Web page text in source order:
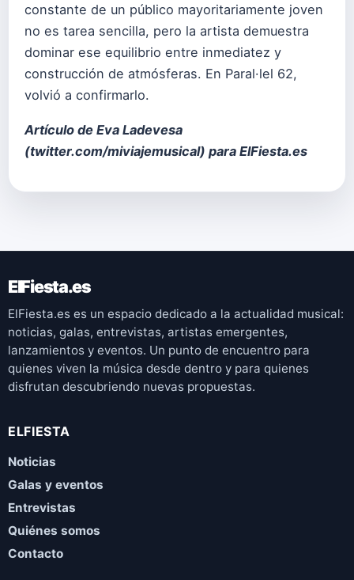
constante de un público mayoritariamente joven
no es tarea sencilla, pero la artista demuestra
dominar ese equilibrio entre inmediatez y
construcción de atmósferas. En Paral·lel 62,
volvió a confirmarlo.
Artículo de Eva Ladevesa
(twitter.com/miviajemusical) para ElFiesta.es
ElFiesta.es
ElFiesta.es es un espacio dedicado a la actualidad musical:
noticias, galas, entrevistas, artistas emergentes,
lanzamientos y eventos. Un punto de encuentro para
quienes viven la música desde dentro y para quienes
disfrutan descubriendo nuevas propuestas.
ELFIESTA
Noticias
Galas y eventos
Entrevistas
Quiénes somos
Contacto